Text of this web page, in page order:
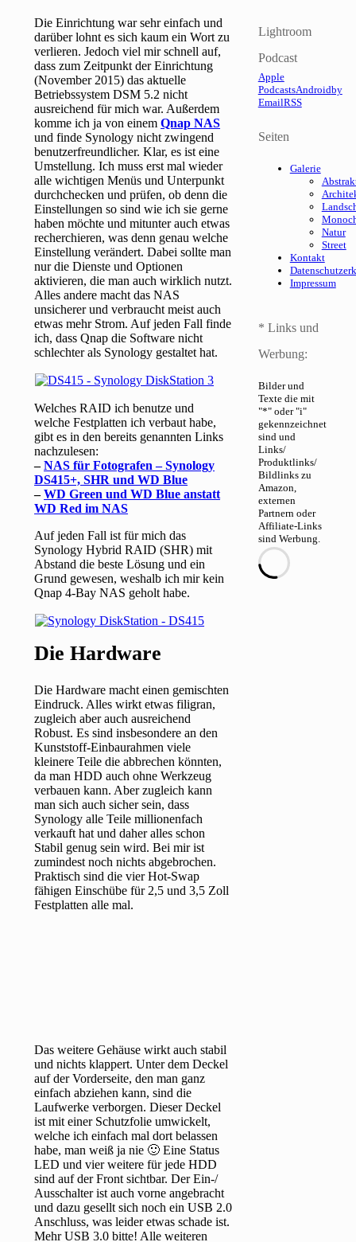
Die Einrichtung war sehr einfach und
darüber lohnt es sich kaum ein Wort zu
verlieren. Jedoch viel mir schnell auf,
dass zum Zeitpunkt der Einrichtung
(November 2015) das aktuelle
Betriebssystem DSM 5.2 nicht
ausreichend für mich war. Außerdem
komme ich ja von einemQnap NAS
und finde Synology nicht zwingend
benutzerfreundlicher. Klar, es ist eine
Umstellung. Ich muss erst mal wieder
alle wichtigen Menüs und Unterpunkt
durchchecken und prüfen, ob denn die
Einstellungen so sind wie ich sie gerne
haben möchte und mitunter auch etwas
recherchieren, was denn genau welche
Einstellung verändert. Dabei sollte man
nur die Dienste und Optionen
aktivieren, die man auch wirklich nutzt.
Alles andere macht das NAS
unsicherer und verbraucht meist auch
etwas mehr Strom. Auf jeden Fall finde
ich, dass Qnap die Software nicht
schlechter als Synology gestaltet hat.
Welches RAID ich benutze und
welche Festplatten ich verbaut habe,
gibt es in den bereits genannten Links
nachzulesen:
–NAS für Fotografen – Synology
DS415+, SHR und WD Blue
–WD Green und WD Blue anstatt
WD Red im NAS
Auf jeden Fall ist für mich das
Synology Hybrid RAID (SHR) mit
Abstand die beste Lösung und ein
Grund gewesen, weshalb ich mir kein
Qnap 4-Bay NAS geholt habe.
Die Hardware
Die Hardware macht einen gemischten
Eindruck. Alles wirkt etwas filigran,
zugleich aber auch ausreichend
Robust. Es sind insbesondere an den
Kunststoff-Einbaurahmen viele
kleinere Teile die abbrechen könnten,
da man HDD auch ohne Werkzeug
verbauen kann. Aber zugleich kann
man sich auch sicher sein, dass
Synology alle Teile millionenfach
verkauft hat und daher alles schon
Stabil genug sein wird. Bei mir ist
zumindest noch nichts abgebrochen.
Praktisch sind die vier Hot-Swap
fähigen Einschübe für 2,5 und 3,5 Zoll
Festplatten alle mal.
Das weitere Gehäuse wirkt auch stabil
und nichts klappert. Unter dem Deckel
auf der Vorderseite, den man ganz
einfach abziehen kann, sind die
Laufwerke verborgen. Dieser Deckel
ist mit einer Schutzfolie umwickelt,
welche ich einfach mal dort belassen
habe, man weiß ja nie 🙂 Eine Status
LED und vier weitere für jede HDD
sind auf der Front sichtbar. Der Ein-/
Ausschalter ist auch vorne angebracht
und dazu gesellt sich noch ein USB 2.0
Anschluss, was leider etwas schade ist.
Mehr USB 3.0 bitte! Alle weiteren
Lightroom
Podcast
Apple
PodcastsAndroidby
EmailRSS
Seiten
Galerie
Natur
Street
Kontakt
Impressum
* Links und
Werbung:
Bilder und
Texte die mit
"*" oder "i"
gekennzeichnet
sind und
Links/
Produktlinks/
Bildlinks zu
Amazon,
externen
Partnern oder
Affiliate-Links
sind Werbung.